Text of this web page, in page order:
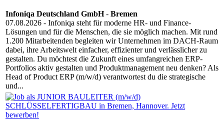
Infoniqa Deutschland GmbH- Bremen
07.08.2026 - Infoniqa steht für moderne HR- und Finance-
Lösungen und für die Menschen, die sie möglich machen. Mit rund
1.200 Mitarbeitenden begleiten wir Unternehmen im DACH-Raum
dabei, ihre Arbeitswelt einfacher, effizienter und verlässlicher zu
gestalten. Du möchtest die Zukunft eines umfangreichen ERP-
Portfolios aktiv gestalten und Produktmanagement neu denken? Als
Head of Product ERP (m/w/d) verantwortest du die strategische
und...